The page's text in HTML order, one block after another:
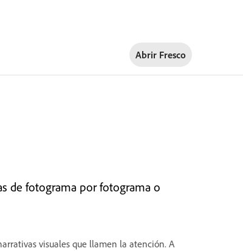
Abrir Fresco
de fotograma por fotograma o
visuales que llamen la atención. A